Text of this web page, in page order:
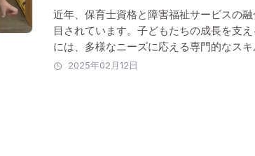
近年、保育士資格と障害福祉サービスの融
目されています。子どもたちの成長を支え
には、多様なニーズに応える専門的なスキ
2025年02月12日